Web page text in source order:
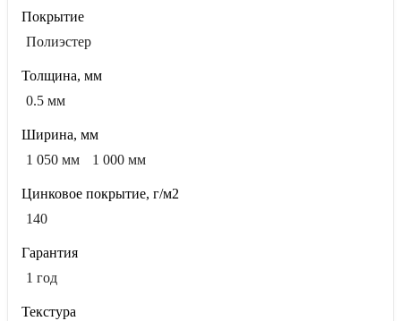
Покрытие
Полиэстер
Толщина, мм
0.5 мм
Ширина, мм
1 050 мм
1 000 мм
Цинковое покрытие, г/м2
140
Гарантия
1 год
Текстура